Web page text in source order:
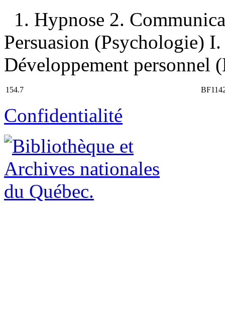
1. Hypnose 2.
Persuasion (Psychologie)
Développement personnel
154.7
Confidentialité